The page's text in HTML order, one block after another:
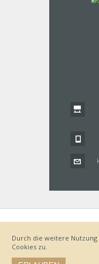
Durch die weitere
Cookies zu.